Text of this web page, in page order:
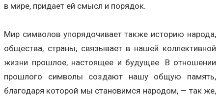
в мире, придает ей смысл и порядок.
Мир символов упорядочивает также историю народа,
общества, страны, связывает в нашей коллективной
жизни прошлое, настоящее и будущее. В отношении
прошлого символы создают нашу общую память,
благодаря которой мы становимся народом, — так же,